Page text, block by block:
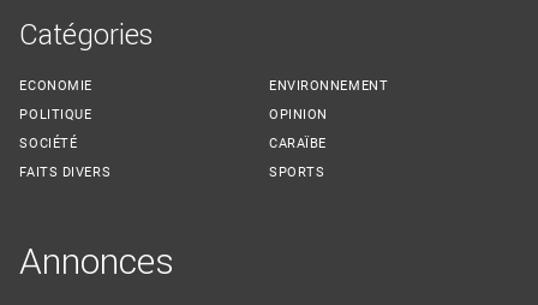
Catégories
ECONOMIE
POLITIQUE
SOCIÉTÉ
FAITS DIVERS
ENVIRONNEMENT
OPINION
CARAÏBE
SPORTS
Annonces